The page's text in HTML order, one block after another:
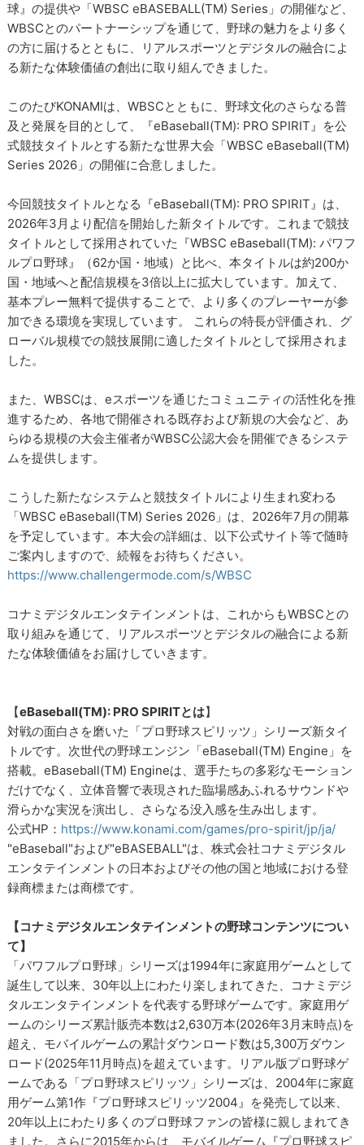
球』の提供や「WBSC eBASEBALL(TM) Series」の開催など、
WBSCとのパートナーシップを通じて、野球の魅力をより多く
の方に届けるとともに、リアルスポーツとデジタルの融合によ
る新たな体験価値の創出に取り組んできました。
このたびKONAMIは、WBSCとともに、野球文化のさらなる普
及と発展を目的として、『eBaseball(TM): PRO SPIRIT』を公
式競技タイトルとする新たな世界大会「WBSC eBaseball(TM)
Series 2026」の開催に合意しました。
今回競技タイトルとなる『eBaseball(TM): PRO SPIRIT』は、
2026年3月より配信を開始した新タイトルです。これまで競技
タイトルとして採用されていた『WBSC eBaseball(TM): パワフ
ルプロ野球』（62か国・地域）と比べ、本タイトルは約200か
国・地域へと配信規模を3倍以上に拡大しています。加えて、
基本プレー無料で提供することで、より多くのプレーヤーが参
加できる環境を実現しています。 これらの特長が評価され、グ
ローバル規模での競技展開に適したタイトルとして採用されま
した。
また、WBSCは、eスポーツを通じたコミュニティの活性化を推
進するため、各地で開催される既存および新規の大会など、あ
らゆる規模の大会主催者がWBSC公認大会を開催できるシステ
ムを提供します。
こうした新たなシステムと競技タイトルにより生まれ変わる
「WBSC eBaseball(TM) Series 2026」は、2026年7月の開幕
を予定しています。本大会の詳細は、以下公式サイト等で随時
ご案内しますので、続報をお待ちください。
https://www.challengermode.com/s/WBSC
コナミデジタルエンタテインメントは、これからもWBSCとの
取り組みを通じて、リアルスポーツとデジタルの融合による新
たな体験価値をお届けしていきます。
【eBaseball(TM): PRO SPIRITとは】
対戦の面白さを磨いた「プロ野球スピリッツ」シリーズ新タイ
トルです。次世代の野球エンジン「eBaseball(TM) Engine」を
搭載。eBaseball(TM) Engineは、選手たちの多彩なモーション
だけでなく、立体音響で表現された臨場感あふれるサウンドや
滑らかな実況を演出し、さらなる没入感を生み出します。
公式HP： https://www.konami.com/games/pro-spirit/jp/ja/
"eBaseball"および"eBASEBALL"は、株式会社コナミデジタル
エンタテインメントの日本およびその他の国と地域における登
録商標または商標です。
【コナミデジタルエンタテインメントの野球コンテンツについ
て】
「パワフルプロ野球」シリーズは1994年に家庭用ゲームとして
誕生して以来、30年以上にわたり楽しまれてきた、コナミデジ
タルエンタテインメントを代表する野球ゲームです。家庭用ゲ
ームのシリーズ累計販売本数は2,630万本(2026年3月末時点)を
超え、モバイルゲームの累計ダウンロード数は5,300万ダウン
ロード(2025年11月時点)を超えています。リアル版プロ野球ゲ
ームである「プロ野球スピリッツ」シリーズは、2004年に家庭
用ゲーム第1作『プロ野球スピリッツ2004』を発売して以来、
20年以上にわたり多くのプロ野球ファンの皆様に親しまれてき
ました。さらに2015年からは、モバイルゲーム『プロ野球スピ